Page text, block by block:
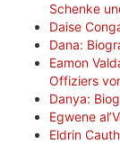
Schenke
Daise
Dana:
Eamon
Offiziers
Danya:
Egwene
Eldrin